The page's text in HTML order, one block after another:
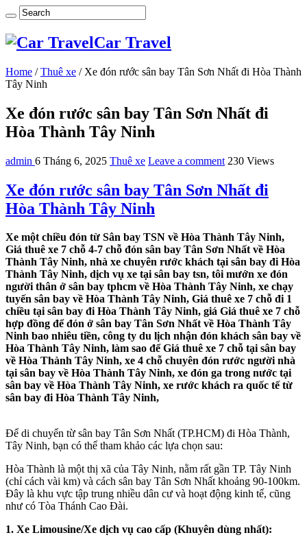
Car Travel
Home / Thuê xe / Xe đón rước sân bay Tân Sơn Nhất đi Hòa Thành
Tây Ninh
Xe đón rước sân bay Tân Sơn Nhất đi
Hòa Thành Tây Ninh
admin 6 Tháng 6, 2025 Thuê xe Leave a comment 230 Views
Xe đón rước sân bay Tân Sơn Nhất đi
Hòa Thành Tây Ninh
Xe một chiều đón từ Sân bay TSN về Hòa Thành Tây Ninh,
Giá thuê xe 7 chỗ 4-7 chỗ đón sân bay Tân Sơn Nhất về Hòa
Thành Tây Ninh, nhà xe chuyên rước khách tại sân bay đi Hòa
Thành Tây Ninh, dịch vụ xe tại sân bay tsn, tôi mướn xe đón
người thân ở sân bay tphcm về Hòa Thành Tây Ninh, xe chạy
tuyến sân bay về Hòa Thành Tây Ninh, Giá thuê xe 7 chỗ đi 1
chiều tại sân bay đi Hòa Thành Tây Ninh, giá Giá thuê xe 7 chỗ
hợp đồng để đón ở sân bay Tân Sơn Nhất về Hòa Thành Tây
Ninh bao nhiêu tiền, công ty du lịch nhận đón khách sân bay về
Hòa Thành Tây Ninh, làm sao để Giá thuê xe 7 chỗ tại sân bay
về Hòa Thành Tây Ninh, xe 4 chỗ chuyên đón rước người nhà
tại sân bay về Hòa Thành Tây Ninh, xe đón ga trong nước tại
sân bay về Hòa Thành Tây Ninh, xe rước khách ra quốc tế từ
sân bay đi Hòa Thành Tây Ninh,
Để di chuyển từ sân bay Tân Sơn Nhất (TP.HCM) đi Hòa Thành,
Tây Ninh, bạn có thể tham khảo các lựa chọn sau:
Hòa Thành là một thị xã của Tây Ninh, nằm rất gần TP. Tây Ninh
(chỉ cách vài km) và cách sân bay Tân Sơn Nhất khoảng 90-100km.
Đây là khu vực tập trung nhiều dân cư và hoạt động kinh tế, cũng
như có Tòa Thánh Cao Đài.
1. Xe Limousine/Xe dịch vụ cao cấp (Khuyên dùng nhất):